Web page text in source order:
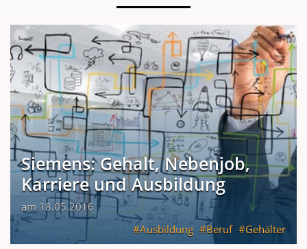
Siemens: Gehalt, Nebenjob,
Karriere und Ausbildung
am 18.05.2016
Ausbildung
Beruf Gehälter